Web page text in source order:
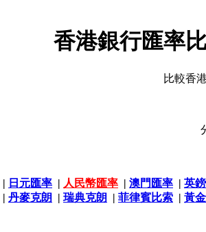
香港銀行匯率
比較香
| 日元匯率 | 人民幣匯率 | 澳門匯率 | 英
| 丹麥克朗 | 瑞典克朗 | 菲律賓比索 | 黃